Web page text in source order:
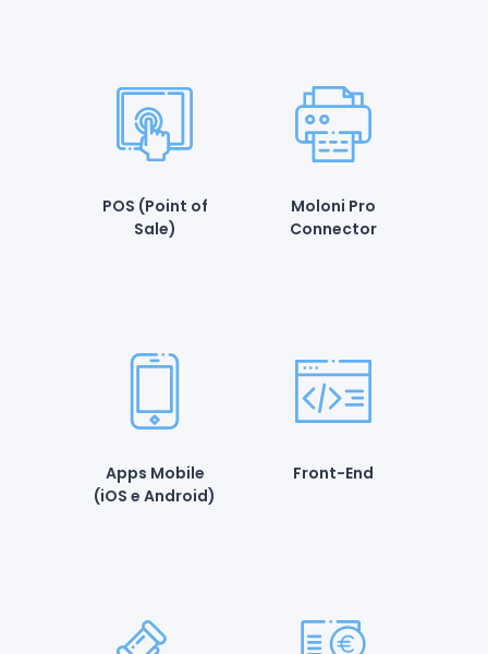
POS (Point of
Sale)
Moloni Pro
Connector
Apps Mobile
(iOS e Android)
Front-End